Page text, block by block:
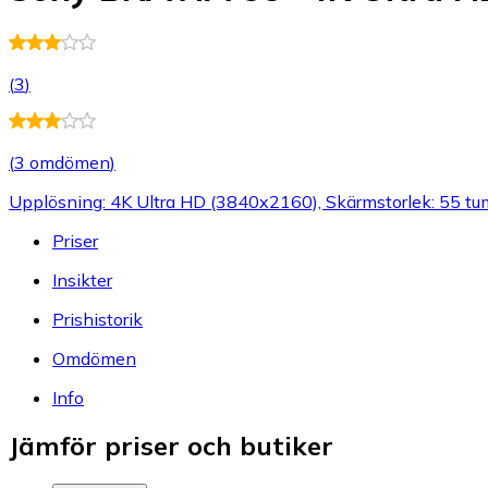
(3)
(3 omdömen)
Upplösning: 4K Ultra HD (3840x2160), Skärmstorlek: 55
Priser
Insikter
Prishistorik
Omdömen
Info
Jämför priser och butiker